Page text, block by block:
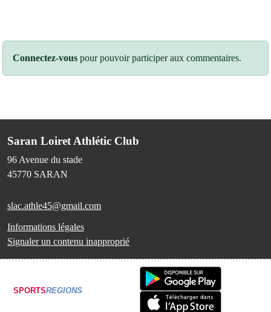
Connectez-vous pour pouvoir participer aux commentaires.
Saran Loiret Athlétic Club
96 Avenue du stade
45770 SARAN
slac.athle45@gmail.com
Informations légales
Signaler un contenu inapproprié
SPORTSREGIONS